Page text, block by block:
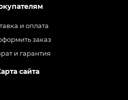
и оплата
заказ
и гарантия
сайта